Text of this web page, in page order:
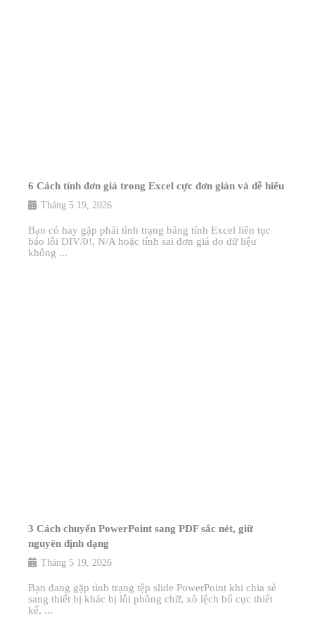
6 Cách tính đơn giá trong Excel cực đơn giản và dễ hiểu
Tháng 5 19, 2026
Bạn có hay gặp phải tình trạng bảng tính Excel liên tục
báo lỗi DIV/0!, N/A hoặc tính sai đơn giá do dữ liệu
không ...
3 Cách chuyển PowerPoint sang PDF sắc nét, giữ
nguyên định dạng
Tháng 5 19, 2026
Bạn đang gặp tình trạng tệp slide PowerPoint khi chia sẻ
sang thiết bị khác bị lỗi phông chữ, xô lệch bố cục thiết
kế, ...